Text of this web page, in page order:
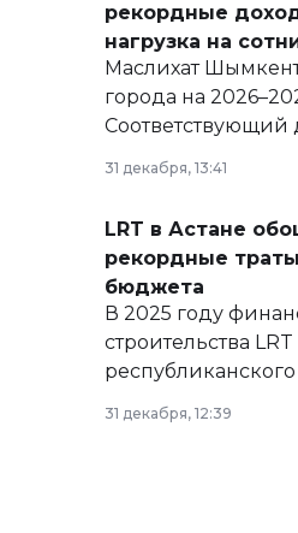
рекордные
нагрузка на
Маслихат
города на
Соответствующий
базе нормативных
сайте маслихат
31 декабря, 13:41
LRT в Астане
рекордные
бюджета
В 2025 году
строительства
рекордных
31 декабря, 12:39